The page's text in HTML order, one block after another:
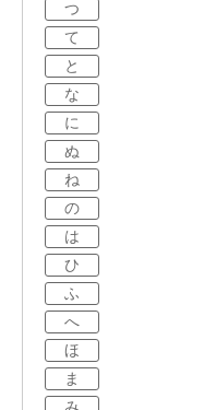
つ
て
と
な
に
ぬ
ね
の
は
ひ
ふ
へ
ほ
ま